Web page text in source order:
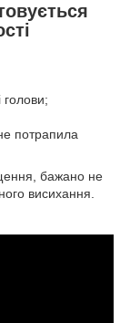
голови;
потрапила
бажано не
висихання.